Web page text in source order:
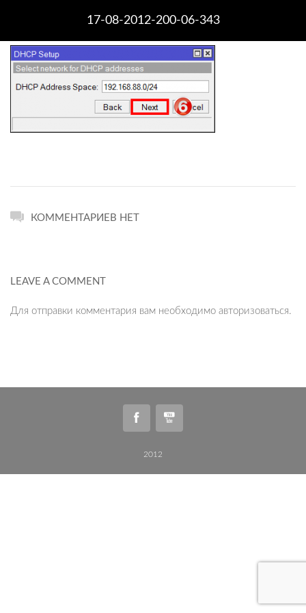
17-08-2012-200-06-343
КОММЕНТАРИЕВ НЕТ
LEAVE A COMMENT
Для отправки комментария вам необходимо авторизоваться.
2012